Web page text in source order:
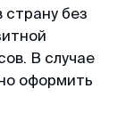
без
В случае
оформить